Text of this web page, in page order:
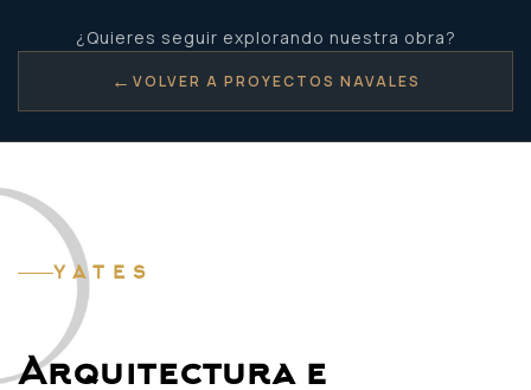
¿Quieres seguir explorando nuestra obra?
← VOLVER A PROYECTOS NAVALES
YATES
Arquitectura e